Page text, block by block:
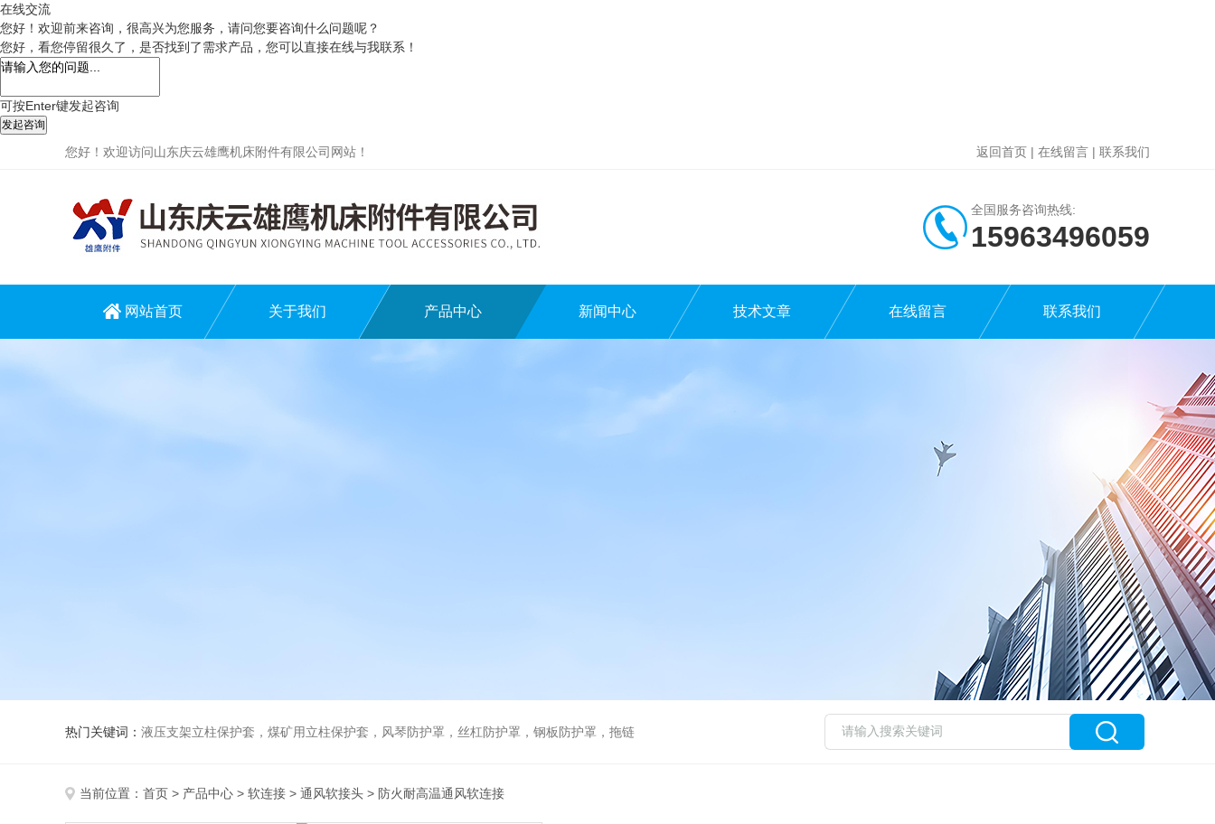
在线交流
您好！欢迎前来咨询，很高兴为您服务，请问您要咨询什么问题呢？
您好，看您停留很久了，是否找到了需求产品，您可以直接在线与我联系！
可按Enter键发起咨询
发起咨询
您好！欢迎访问山东庆云雄鹰机床附件有限公司网站！ 返回首页 | 在线留言 | 联系我们
全国服务咨询热线:
15963496059
网站首页 关于我们 产品中心 新闻中心 技术文章 在线留言 联系我们
热门关键词： 液压支架立柱保护套，煤矿用立柱保护套，风琴防护罩，丝杠防护罩，钢板防护罩，拖链
当前位置： 首页 > 产品中心 > 软连接 > 通风软接头 > 防火耐高温通风软连接